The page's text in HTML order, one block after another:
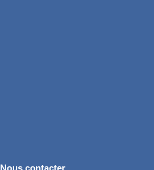
Nous contacter